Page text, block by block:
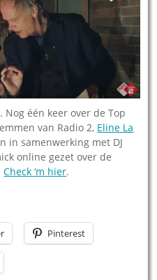
Nog één keer over de Top
van Radio 2, Eline La
in samenwerking met DJ
online gezet over de
Check ‘m hier.
Pinterest